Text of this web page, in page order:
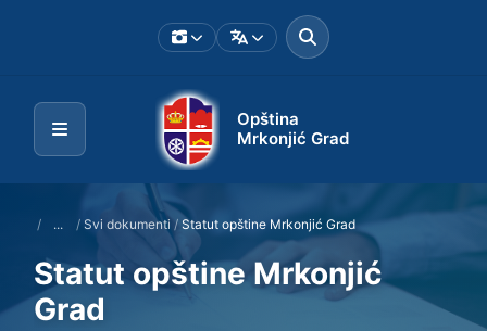
Opština
Mrkonjić Grad
/ ... / Svi dokumenti / Statut opštine Mrkonjić Grad
Statut opštine Mrkonjić
Grad